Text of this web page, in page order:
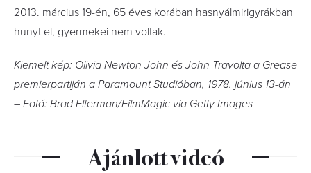
2013. március 19-én, 65 éves korában hasnyálmirigyrákban
hunyt el, gyermekei nem voltak.
Kiemelt kép: Olivia Newton John és John Travolta a Grease
premierpartiján a Paramount Studióban, 1978. június 13-án
– Fotó: Brad Elterman/FilmMagic via Getty Images
Ajánlott videó